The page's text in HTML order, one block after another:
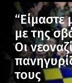
“Είμαστε
με της
Οι
τους